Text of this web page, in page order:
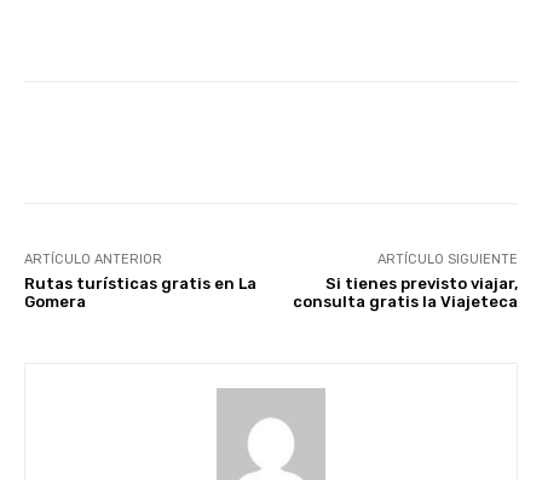
ARTÍCULO ANTERIOR
Rutas turísticas gratis en La
Gomera
ARTÍCULO SIGUIENTE
Si tienes previsto viajar,
consulta gratis la Viajeteca